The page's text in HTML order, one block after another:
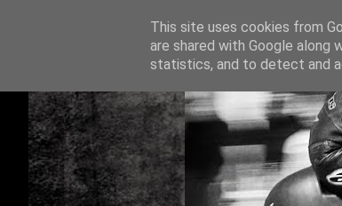
This site uses cookies from
are shared with Google along
statistics, and to detect and